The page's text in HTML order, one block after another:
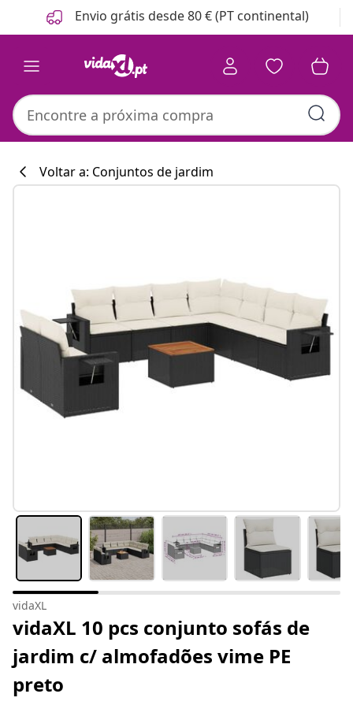
Anterior
Seguinte Envio grátis desde 80 € (PT continental)
Voltar a: Conjuntos de jardim
vidaXL
vidaXL 10 pcs conjunto sofás de
jardim c/ almofadões vime PE
preto